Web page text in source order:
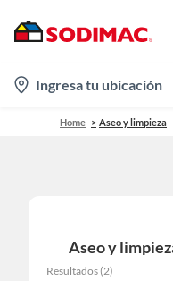
location-
icon
Ingresa tu ubicación
Home Aseo y limpieza
Aseo y
Resultados (2)